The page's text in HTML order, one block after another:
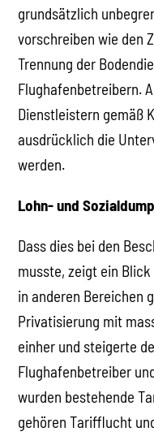
grundsätzlich
vorschreiben wie den
Trennung der
Flughafenbetreibern.
Dienstleistern gemäß
ausdrücklich die
werden.
Lohn- und
Dass dies bei den
musste, zeigt ein
in anderen Bereichen
Privatisierung mit
einher und steigerte
Flughafenbetreiber
wurden bestehende
gehören Tarifflucht